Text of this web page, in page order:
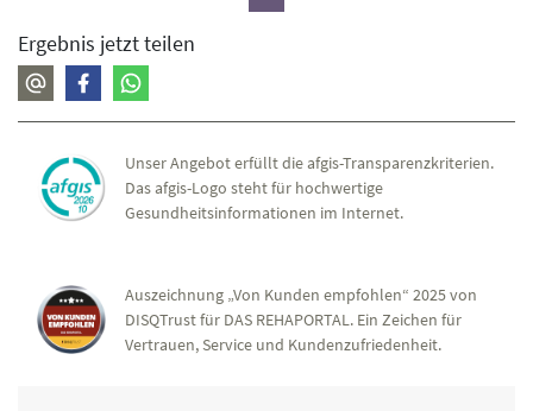
Ergebnis jetzt teilen
Unser Angebot erfüllt die afgis-Transparenzkriterien.
Das afgis-Logo steht für hochwertige
Gesundheitsinformationen im Internet.
Auszeichnung „Von Kunden empfohlen“ 2025 von
DISQTrust für DAS REHAPORTAL. Ein Zeichen für
Vertrauen, Service und Kundenzufriedenheit.